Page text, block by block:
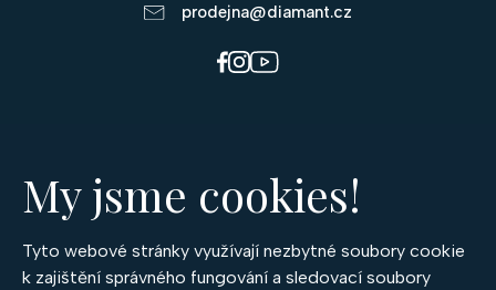
My jsme cookies!
Tyto webové stránky využívají nezbytné soubory cookie
k zajištění správného fungování a sledovací soubory
i
s
u
prodejna@diamant.cz
Prsteny
Náušnice
Náramky
Přívěsky a medailony
Soupravy šperků